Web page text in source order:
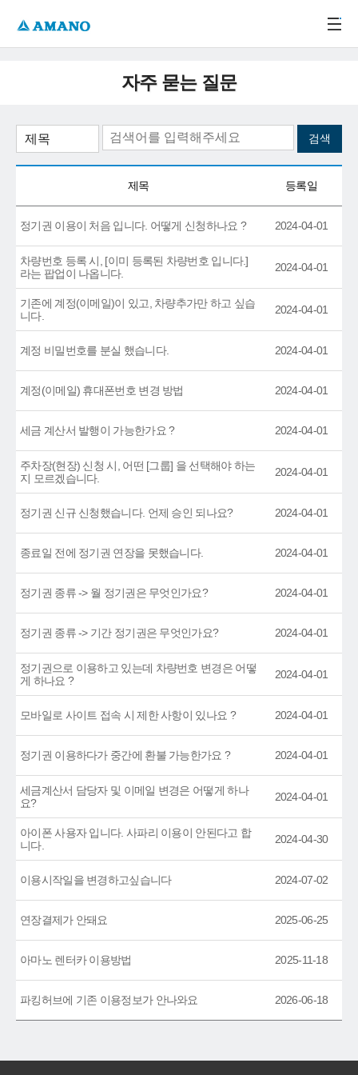
자주 묻는 질문
제목 등록일
정기권 이용이 처음 입니다. 어떻게 신청하나요 ? 2024-04-01
차량번호 등록 시, [이미 등록된 차량번호 입니다.]
라는 팝업이 나옵니다.
2024-04-01
기존에 계정(이메일)이 있고, 차량추가만 하고 싶습
니다.
2024-04-01
계정 비밀번호를 분실 했습니다. 2024-04-01
계정(이메일) 휴대폰번호 변경 방법 2024-04-01
세금 계산서 발행이 가능한가요 ? 2024-04-01
주차장(현장) 신청 시, 어떤 [그룹] 을 선택해야 하는
지 모르겠습니다.
2024-04-01
정기권 신규 신청했습니다. 언제 승인 되나요? 2024-04-01
종료일 전에 정기권 연장을 못했습니다. 2024-04-01
정기권 종류 -> 월 정기권은 무엇인가요? 2024-04-01
정기권 종류 -> 기간 정기권은 무엇인가요? 2024-04-01
정기권으로 이용하고 있는데 차량번호 변경은 어떻
게 하나요 ?
2024-04-01
모바일로 사이트 접속 시 제한 사항이 있나요 ? 2024-04-01
정기권 이용하다가 중간에 환불 가능한가요 ? 2024-04-01
세금계산서 담당자 및 이메일 변경은 어떻게 하나
요?
2024-04-01
아이폰 사용자 입니다. 사파리 이용이 안된다고 합
니다.
2024-04-30
이용시작일을 변경하고싶습니다 2024-07-02
연장결제가 안돼요 2025-06-25
아마노 렌터카 이용방법 2025-11-18
파킹허브에 기존 이용정보가 안나와요 2026-06-18